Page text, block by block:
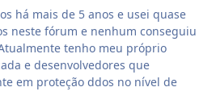
há mais de 5 anos e usei quase
neste fórum e nenhum conseguiu
tenho meu próprio
e desenvolvedores que
em proteção ddos no nível de